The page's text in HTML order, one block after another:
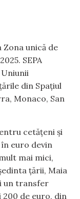
Zona unică de
SEPA
din Spațiul
Monaco, San
cetățeni și
euro devin
mai mici,
țării, Maia
un transfer
de euro, din